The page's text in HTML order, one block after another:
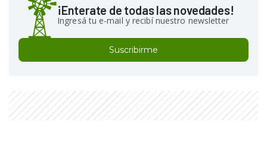
¡Enterate de todas las novedades!
Ingresá tu e-mail y recibí nuestro newsletter
Suscribirme